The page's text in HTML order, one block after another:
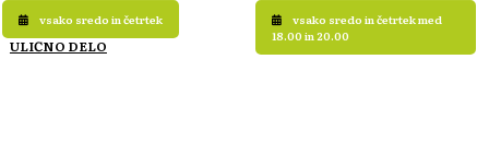
vsako sredo in četrtek
ULIČNO DELO
vsako sredo in četrtek med
18.00 in 20.00
ULIČNO DELO V AVGUSTU 2026